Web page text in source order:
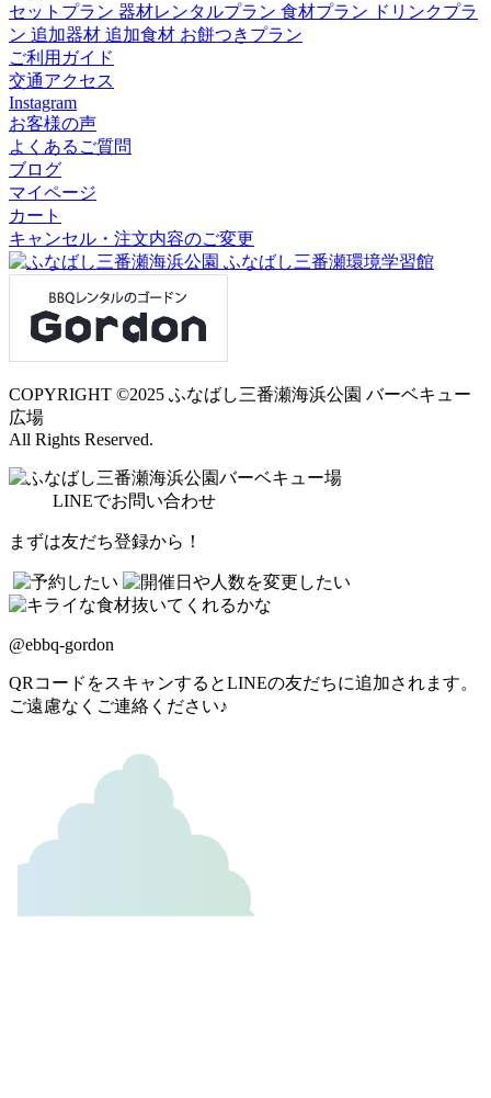
セットプラン 器材レンタルプラン 食材プラン ドリンクプラ
ン 追加器材 追加食材 お餅つきプラン
ご利用ガイド
交通アクセス
Instagram
お客様の声
よくあるご質問
ブログ
マイページ
カート
キャンセル・注文内容のご変更
COPYRIGHT ©2025 ふなばし三番瀬海浜公園 バーベキュー
広場
All Rights Reserved.
LINEでお問い合わせ
まずは友だち登録から！
@ebbq-gordon
QRコードをスキャンするとLINEの友だちに追加されます。
ご遠慮なくご連絡ください♪